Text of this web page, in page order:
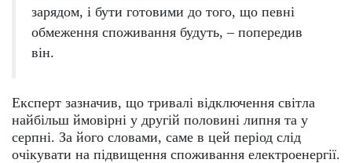
зарядом, і бути готовими до того, що певні
обмеження споживання будуть, – попередив
він.
Експерт зазначив, що тривалі відключення світла
найбільш ймовірні у другій половині липня та у
серпні. За його словами, саме в цей період слід
очікувати на підвищення споживання електроенергії.